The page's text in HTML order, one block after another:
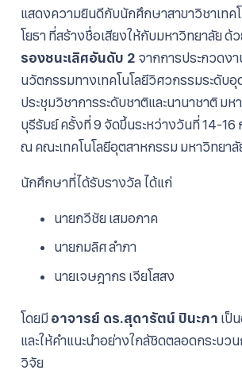
แสดงความยินดีกับนักศึกษาสาขาวิชาเทค
โยธา ที่สร้างชื่อเสียงให้กับมหาวิทยาลัย ด้
รองชนะเลิศอันดับ 2 จากการประกวดงา
นวัตกรรมทางเทคโนโลยีวิศวกรรมระดับ
ประชุมวิชาการระดับชาติและนานาชาติ ม
บุรีรัมย์ ครั้งที่ 9 จัดขึ้นระหว่างวันที่ 14-16
ณ คณะเทคโนโลยีอุตสาหกรรม มหาวิทยา
นักศึกษาที่ได้รับรางวัล ได้แก่
นายกวีชัย เสมอภาค
นายกมลิศ ลำภา
นายเจษฎากร เจียโสสง
โดยมี อาจารย์ ดร.สุดารัตน์ ปินะภา เป็
และให้คำแนะนำอย่างใกล้ชิดตลอดกระบว
วิจัย